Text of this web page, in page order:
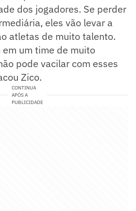
dos jogadores. Se perder
eles vão levar a
atletas de muito talento.
um time de muito
pode vacilar com esses
Zico.
CONTINUA
APÓS A
PUBLICIDADE